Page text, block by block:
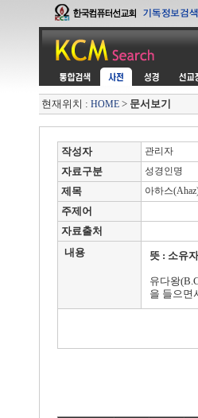
현재위치 : HOME > 문서보기
작성자 관리자
자료구분
성경인명
제목
아하스
주제어
자료출처
내용
뜻 : 소유자
유다왕
을 들으면